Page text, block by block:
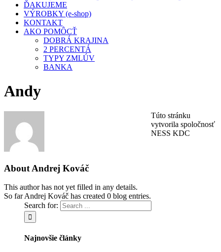
ĎAKUJEME
VÝROBKY (e-shop)
KONTAKT
AKO POMÔCŤ
DOBRÁ KRAJINA
2 PERCENTÁ
TYPY ZMLÚV
BANKA
Andy
About Andrej Kováč
This author has not yet filled in any details.
So far Andrej Kováč has created 0 blog entries.
Search for:
Najnovšie články
Túto stránku
vytvorila spoločnosť
NESS KDC